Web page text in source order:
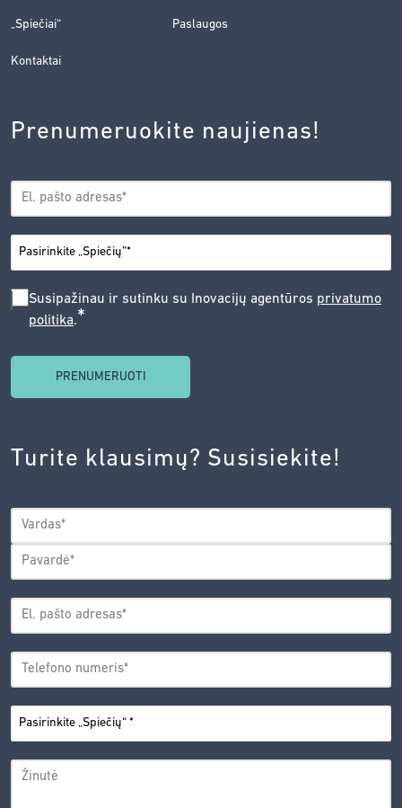
„Spiečiai“ Paslaugos
Kontaktai
Prenumeruokite naujienas!
EL.
PAŠTAS*
MIESTAS*
SUSIPAŽINAU
SUTINKU
AGENTŪROS
PRIVATUMO
POLITIKA.*
Susipažinau ir sutinku su Inovacijų agentūros privatumo
politika.*
Turite klausimų? Susisiekite!
VARDAS*
Vardas
EL.
ADRESAS*
TELEFONO
NUMERIS*
PASIRINKITE
„SPIEČIŲ“*
ŽINUTĖ